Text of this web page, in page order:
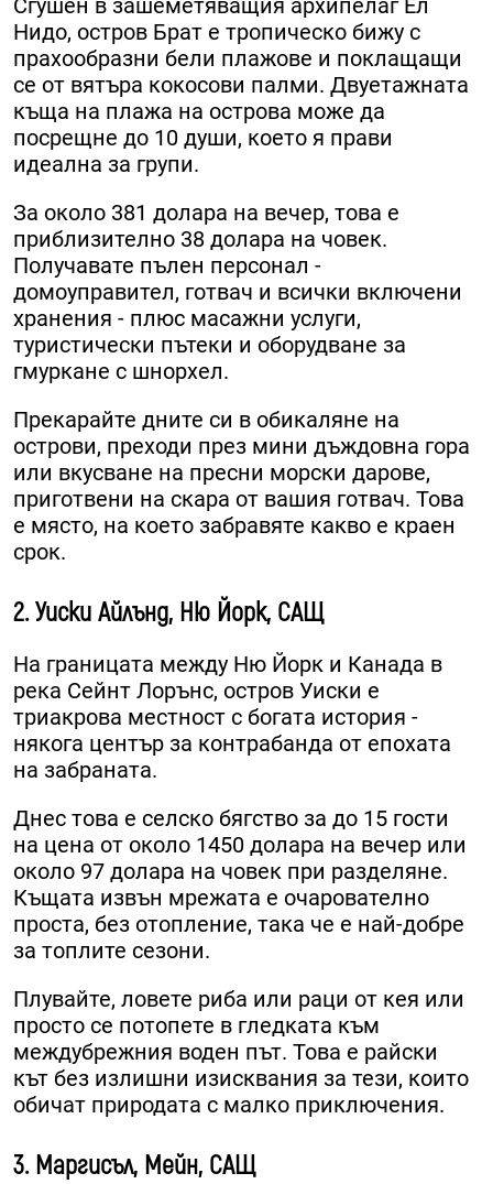
Сгушен в зашеметяващия архипелаг Ел
Нидо, остров Брат е тропическо бижу с
прахообразни бели плажове и поклащащи
се от вятъра кокосови палми. Двуетажната
къща на плажа на острова може да
посрещне до 10 души, което я прави
идеална за групи.
За около 381 долара на вечер, това е
приблизително 38 долара на човек.
Получавате пълен персонал -
домоуправител, готвач и всички включени
хранения - плюс масажни услуги,
туристически пътеки и оборудване за
гмуркане с шнорхел.
Прекарайте дните си в обикаляне на
острови, преходи през мини дъждовна гора
или вкусване на пресни морски дарове,
приготвени на скара от вашия готвач. Това
е място, на което забравяте какво е краен
срок.
2. Уиски Айлънд, Ню Йорк, САЩ
На границата между Ню Йорк и Канада в
река Сейнт Лорънс, остров Уиски е
триакрова местност с богата история -
някога център за контрабанда от епохата
на забраната.
Днес това е селско бягство за до 15 гости
на цена от около 1450 долара на вечер или
около 97 долара на човек при разделяне.
Къщата извън мрежата е очарователно
проста, без отопление, така че е най-добре
за топлите сезони.
Плувайте, ловете риба или раци от кея или
просто се потопете в гледката към
междубрежния воден път. Това е райски
кът без излишни изисквания за тези, които
обичат природата с малко приключения.
3. Маргисъл, Мейн, САЩ